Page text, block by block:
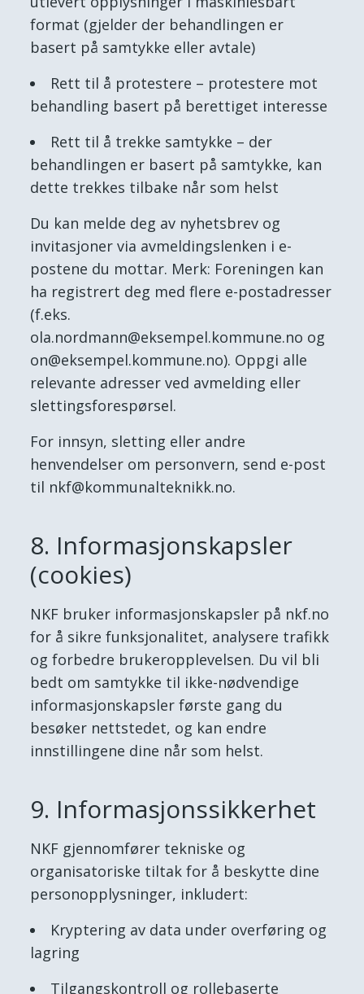
format (gjelder der behandlingen er
basert på samtykke eller avtale)
Rett til å protestere – protestere mot
behandling basert på berettiget interesse
Rett til å trekke samtykke – der
behandlingen er basert på samtykke, kan
dette trekkes tilbake når som helst
Du kan melde deg av nyhetsbrev og
invitasjoner via avmeldingslenken i e-
postene du mottar. Merk: Foreningen kan
ha registrert deg med flere e-postadresser
(f.eks.
ola.nordmann@eksempel.kommune.no og
on@eksempel.kommune.no). Oppgi alle
relevante adresser ved avmelding eller
slettingsforespørsel.
For innsyn, sletting eller andre
henvendelser om personvern, send e-post
til nkf@kommunalteknikk.no.
8. Informasjonskapsler
(cookies)
NKF bruker informasjonskapsler på nkf.no
for å sikre funksjonalitet, analysere trafikk
og forbedre brukeropplevelsen. Du vil bli
bedt om samtykke til ikke-nødvendige
informasjonskapsler første gang du
besøker nettstedet, og kan endre
innstillingene dine når som helst.
9. Informasjonssikkerhet
NKF gjennomfører tekniske og
organisatoriske tiltak for å beskytte dine
personopplysninger, inkludert:
Kryptering av data under overføring og
lagring
Tilgangskontroll og rollebaserte